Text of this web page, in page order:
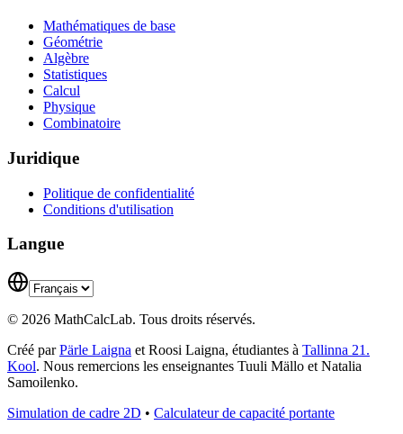
Mathématiques de base
Géométrie
Algèbre
Statistiques
Calcul
Physique
Combinatoire
Juridique
Politique de confidentialité
Conditions d'utilisation
Langue
© 2026 MathCalcLab. Tous droits réservés.
Créé parPärle Laigna et Roosi Laigna, étudiantes à Tallinna 21.
Kool. Nous remercions les enseignantes Tuuli Mällo et Natalia
Samoilenko.
Simulation de cadre 2D • Calculateur de capacité portante